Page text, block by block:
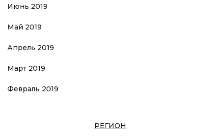
Июнь 2019
Май 2019
Апрель 2019
Март 2019
Февраль 2019
РЕГИОН